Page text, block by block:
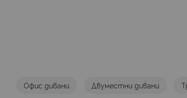
Офис дивани Двуместни дивани